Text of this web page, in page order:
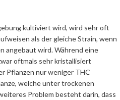
kultiviert wird, wird sehr oft
als der gleiche Strain, wenn
angebaut wird. Während eine
oftmals sehr kristallisiert
Pflanzen nur weniger THC
welche unter trockenen
Problem besteht darin, dass